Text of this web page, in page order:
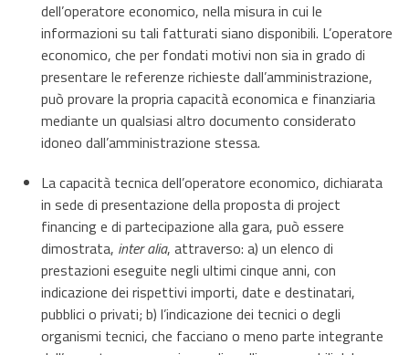
dell’operatore economico, nella misura in cui le
informazioni su tali fatturati siano disponibili. L’operatore
economico, che per fondati motivi non sia in grado di
presentare le referenze richieste dall’amministrazione,
può provare la propria capacità economica e finanziaria
mediante un qualsiasi altro documento considerato
idoneo dall’amministrazione stessa.
La capacità tecnica dell’operatore economico, dichiarata
in sede di presentazione della proposta di project
financing e di partecipazione alla gara, può essere
dimostrata, inter alia, attraverso: a) un elenco di
prestazioni eseguite negli ultimi cinque anni, con
indicazione dei rispettivi importi, date e destinatari,
pubblici o privati; b) l’indicazione dei tecnici o degli
organismi tecnici, che facciano o meno parte integrante